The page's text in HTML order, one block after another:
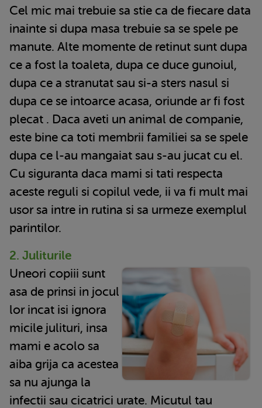
Cel mic mai trebuie sa stie ca de fiecare data
inainte si dupa masa trebuie sa se spele pe
manute. Alte momente de retinut sunt dupa
ce a fost la toaleta, dupa ce duce gunoiul,
dupa ce a stranutat sau si-a sters nasul si
dupa ce se intoarce acasa, oriunde ar fi fost
plecat . Daca aveti un animal de companie,
este bine ca toti membrii familiei sa se spele
dupa ce l-au mangaiat sau s-au jucat cu el.
Cu siguranta daca mami si tati respecta
aceste reguli si copilul vede, ii va fi mult mai
usor sa intre in rutina si sa urmeze exemplul
parintilor.
2. Juliturile
Uneori copiii sunt
asa de prinsi in jocul
lor incat isi ignora
micile julituri, insa
mami e acolo sa
aiba grija ca acestea
sa nu ajunga la
infectii sau cicatrici urate. Micutul tau